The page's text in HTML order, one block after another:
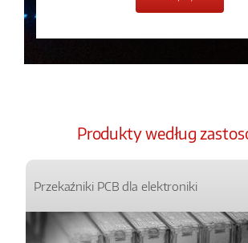
Produkty według
Przekaźniki PCB dla elektroniki